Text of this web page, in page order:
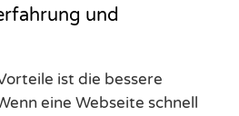
und
ist die bessere
eine Webseite schnell